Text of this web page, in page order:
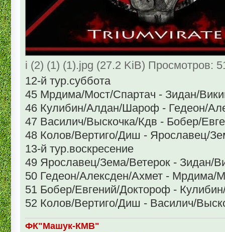
i (2) (1) (1).jpg (27.2 KiB) Просмотров:
12-й тур.суббота
45 Мрдима/Мост/Спартач - Зидан/
46 Кулибин/Алдан/Шароф - Гедеон/
47 Василич/Выскочка/Кдв - Бобер/
48 Колов/Вертиго/Диш - Ярославец/
13-й тур.воскресение
49 Ярославец/Зема/Ветерок - Зидан/
50 Гедеон/Алексден/Ахмет - Мрдима/
51 Бобер/Евгений/Доктороф -
52 Колов/Вертиго/Диш - Василич/
ФК"Машук-КМВ"